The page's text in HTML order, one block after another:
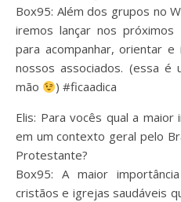
Box95: Além dos grupos no
iremos lançar nos
para acompanhar, orientar
nossos associados. (essa é
mão
) #ficaadica
Elis: Para vocês qual a
em um contexto geral pelo
Protestante?
Box95: A maior
cristãos e igrejas saudáveis